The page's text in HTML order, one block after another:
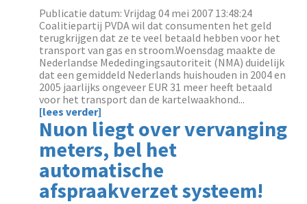
Publicatie datum: Vrijdag 04 mei 2007 13:48:24
Coalitiepartij PVDA wil dat consumenten het geld
terugkrijgen dat ze te veel betaald hebben voor het
transport van gas en stroom.Woensdag maakte de
Nederlandse Mededingingsautoriteit (NMA) duidelijk
dat een gemiddeld Nederlands huishouden in 2004 en
2005 jaarlijks ongeveer EUR 31 meer heeft betaald
voor het transport dan de kartelwaakhond...
[lees verder]
Nuon liegt over vervanging
meters, bel het
automatische
afspraakverzet systeem!